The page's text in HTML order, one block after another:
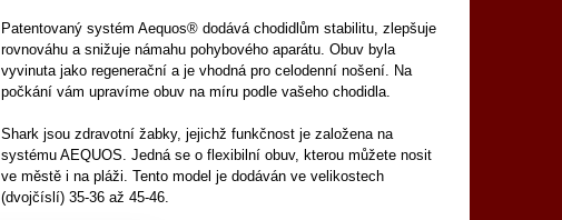
Patentovaný systém Aequos® dodává chodidlům stabilitu, zlepšuje
rovnováhu a snižuje námahu pohybového aparátu. Obuv byla
vyvinuta jako regenerační a je vhodná pro celodenní nošení. Na
počkání vám upravíme obuv na míru podle vašeho chodidla.
Shark jsou zdravotní žabky, jejichž funkčnost je založena na
systému AEQUOS. Jedná se o flexibilní obuv, kterou můžete nosit
ve městě i na pláži. Tento model je dodáván ve velikostech
(dvojčíslí) 35-36 až 45-46.